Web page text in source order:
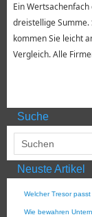
Ein
dreistellige
kommen Sie leicht
Vergleich. Alle
Suche
Neuste Artikel
Welcher Tresor
Wie bewahren